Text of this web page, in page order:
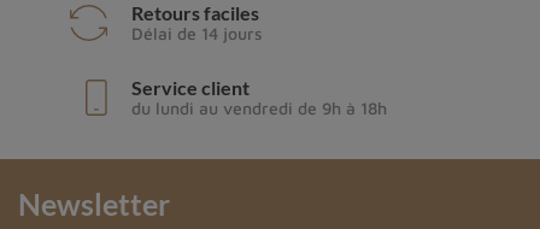
Retours faciles
Délai de 14 jours
Service client
du lundi au vendredi de 9h à 18h
Newsletter